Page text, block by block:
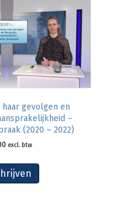
gevolgen en
–
(2020 – 2022)
excl. btw